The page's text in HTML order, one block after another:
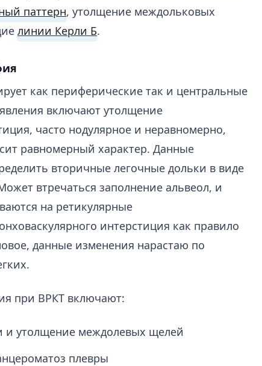
паттерн, утолщение междольковых
линии Керли Б.
как периферические так и центральные
включают утолщение
часто нодулярное и неравномерно,
равномерный характер. Данные
вторичные легочные дольки в виде
втречаться заполнение альвеол, и
на ретикулярные
интерстиция как правило
данные изменения нарастаю по
при ВРКТ включают:
и утолщение междолевых щелей
плевры